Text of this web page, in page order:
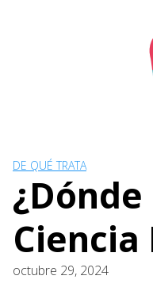
DE QUÉ TRATA
Ciencia
octubre 29, 2024